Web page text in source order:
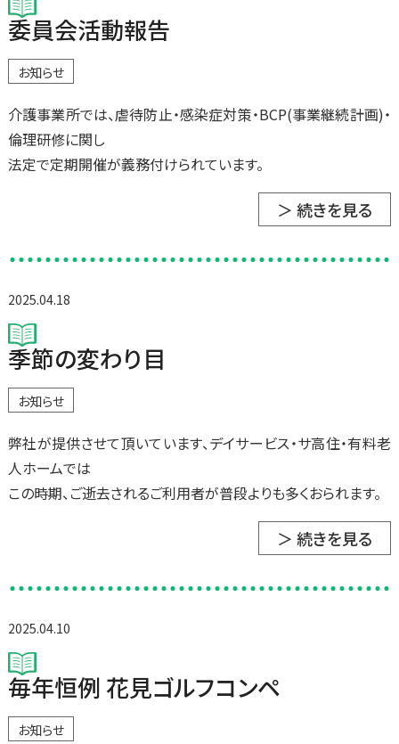
委員会活動報告
お知らせ
介護事業所では、虐待防止・感染症対策・BCP(事業継続計画)・
倫理研修に関し
法定で定期開催が義務付けられています。
＞ 続きを見る
2025.04.18
季節の変わり目
お知らせ
弊社が提供させて頂いています、デイサービス・サ高住・有料老
人ホームでは
この時期、ご逝去されるご利用者が普段よりも多くおられます。
＞ 続きを見る
2025.04.10
毎年恒例 花見ゴルフコンペ
お知らせ